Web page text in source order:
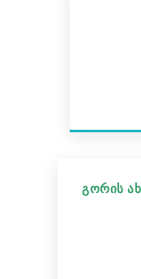
გორის